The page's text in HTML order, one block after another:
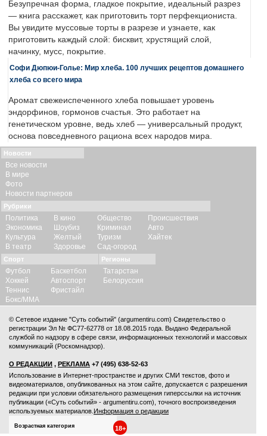
Безупречная форма, гладкое покрытие, идеальный разрез
— книга расскажет, как приготовить торт перфекциониста.
Вы увидите муссовые торты в разрезе и узнаете, как
приготовить каждый слой: бисквит, хрустящий слой,
начинку, мусс, покрытие.
Софи Дюпюи-Голье: Мир хлеба. 100 лучших рецептов домашнего
хлеба со всего мира
Аромат свежеиспеченного хлеба повышает уровень
эндорфинов, гормонов счастья. Это работает на
генетическом уровне, ведь хлеб — универсальный продукт,
основа повседневного рациона всех народов мира.
Новости
Все новости
В мире
Фото
Новости партнеров
Рубрики
Политика
Экономика
Культура
В театр
В кино
Шоубиз
Желтый
Здоровье
Общество
Криминал
Туризм
Сад-огород
Происшествия
Авто
Хайтек
Спорт
Футбол
Хоккей
Теннис
Бокс/ММА
Баскетбол
Автоспорт
Фристайл
Регионы
Татарстан
Белоруссия
© Сетевое издание "Суть событий" (argumentiru.com) Свидетельство о
регистрации Эл № ФС77-62778 от 18.08.2015 года. Выдано Федеральной
службой по надзору в сфере связи, информационных технологий и массовых
коммуникаций (Роскомнадзор).
О РЕДАКЦИИ , РЕКЛАМА +7 (495) 638-52-63
Использование в Интернет-пространстве и других СМИ текстов, фото и
видеоматериалов, опубликованных на этом сайте, допускается с разрешения
редакции при условии обязательного размещения гиперссылки на источник
публикации («Суть событий» - argumentiru.com), точного воспроизведения
используемых материалов. Информация о редакции
Возрастная категория 18+